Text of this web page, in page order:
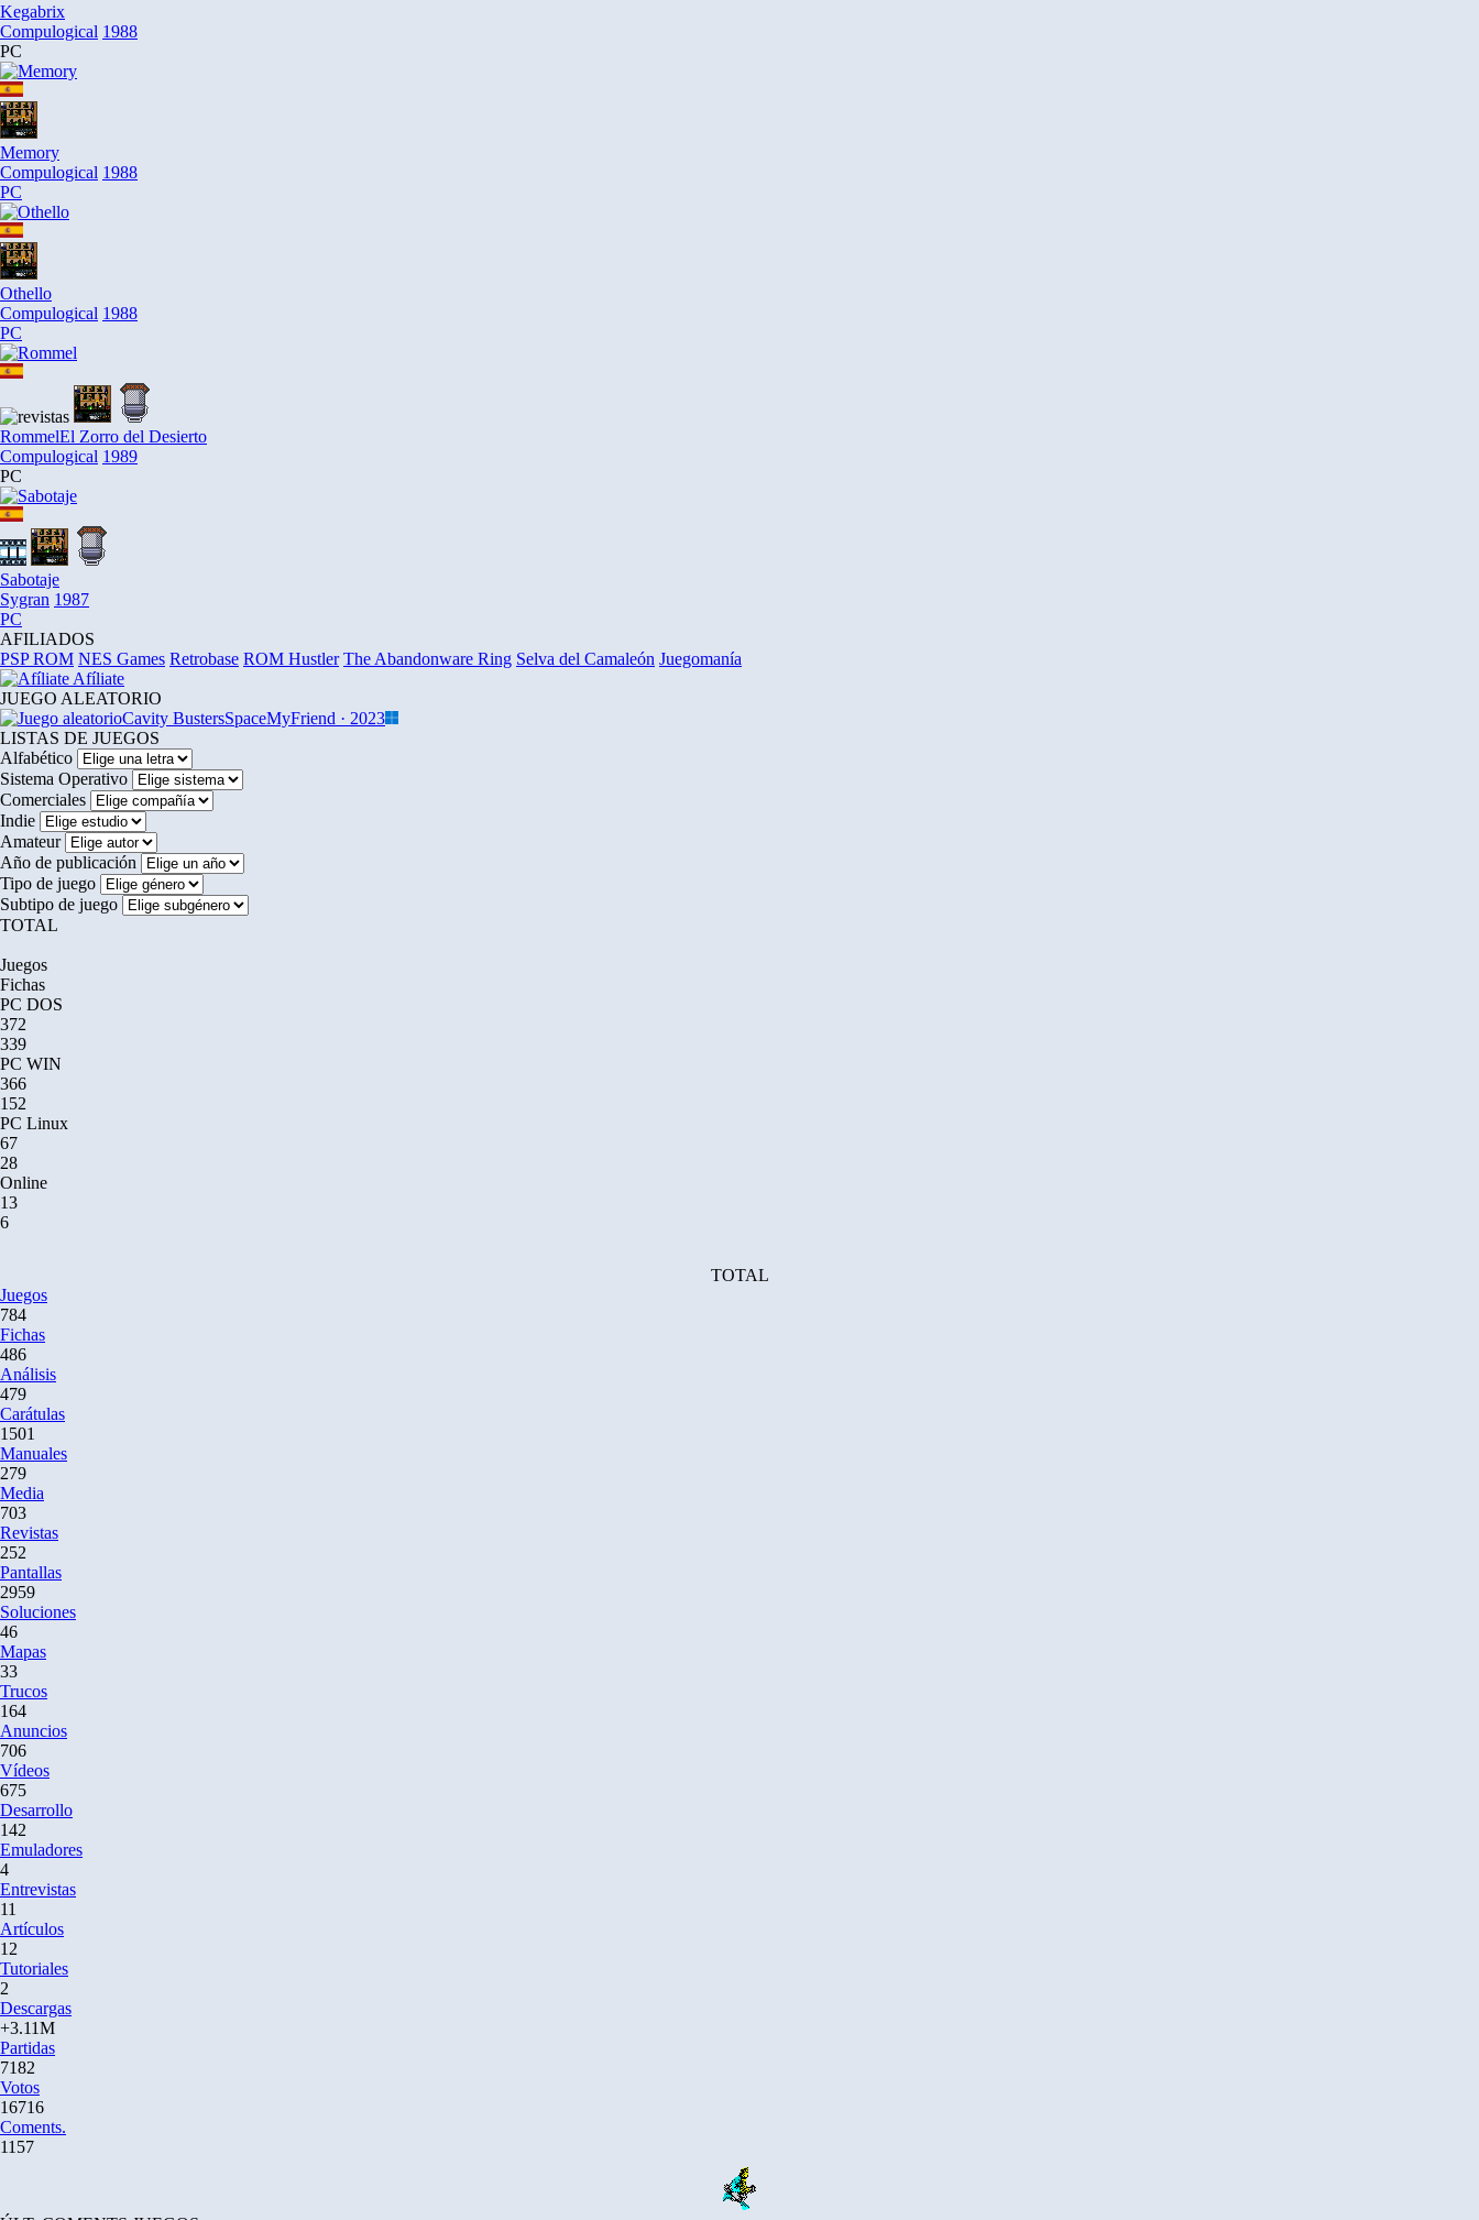
Kegabrix
Compulogical 1988
PC
Memory
Compulogical 1988
PC
Othello
Compulogical 1988
PC
RommelEl Zorro del Desierto
Compulogical 1989
PC
Sabotaje
Sygran 1987
PC
AFILIADOS
PSP ROM NES Games Retrobase ROM Hustler The Abandonware Ring Selva del Camaleón Juegomanía
Afíliate
JUEGO ALEATORIO
Cavity BustersSpaceMyFriend · 2023
LISTAS DE JUEGOS
Alfabético
Sistema Operativo
Comerciales
Indie
Amateur
Año de publicación
Tipo de juego
Subtipo de juego
TOTAL
Juegos
Fichas
PC DOS
372
339
PC WIN
366
152
PC Linux
67
28
Online
13
6
TOTAL
Juegos
784
Fichas
486
Análisis
479
Carátulas
1501
Manuales
279
Media
703
Revistas
252
Pantallas
2959
Soluciones
46
Mapas
33
Trucos
164
Anuncios
706
Vídeos
675
Desarrollo
142
Emuladores
4
Entrevistas
11
Artículos
12
Tutoriales
2
Descargas
+3.11M
Partidas
7182
Votos
16716
Coments.
1157